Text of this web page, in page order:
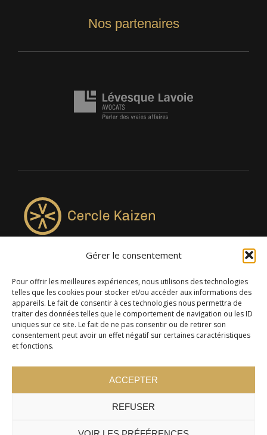
Gérer le consentement
Pour offrir les meilleures expériences, nous utilisons des technologies
telles que les cookies pour stocker et/ou accéder aux informations des
appareils. Le fait de consentir à ces technologies nous permettra de
traiter des données telles que le comportement de navigation ou les ID
uniques sur ce site. Le fait de ne pas consentir ou de retirer son
consentement peut avoir un effet négatif sur certaines caractéristiques
et fonctions.
ACCEPTER
REFUSER
Nos partenaires
4957, rue Lionel-Groulx, bureau 819, Saint-Augustin-de-
Desmaures QC G3A 0M7
© 2024 Cercle Kaizen. Tous droits réservés -